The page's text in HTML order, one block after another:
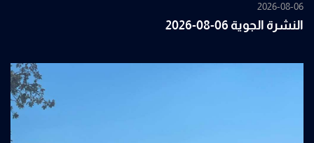
2026-08-06
النشرة الجوية 06-08-2026